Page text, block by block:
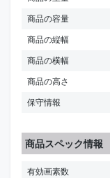
商品の容量
商品の縦幅
商品の横幅
商品の高さ
保守情報
商品スペック情報
有効画素数